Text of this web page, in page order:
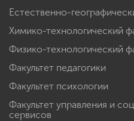
Естественно-
Химико-технологический
Физико-технологический
Факультет педагогики
Факультет психологии
Факультет управления и
сервисов